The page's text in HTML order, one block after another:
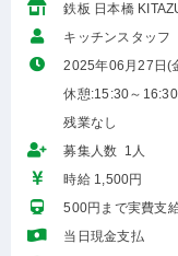
鉄板 日本橋
キッチンスタッフ
2025年06月27日(
休憩:15:30～16:30
残業なし
募集人数 1人
時給 1,500円
500円まで実費支
当日現金支払